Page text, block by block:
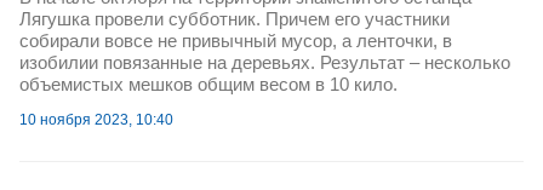
Лягушка провели субботник. Причем его участники
собирали вовсе не привычный мусор, а ленточки, в
изобилии повязанные на деревьях. Результат – несколько
объемистых мешков общим весом в 10 кило.
10 ноября 2023, 10:40